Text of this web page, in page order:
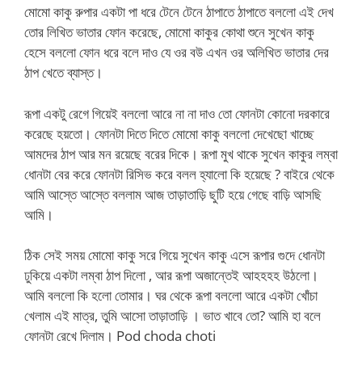
মোমো কাকু রুপার একটা পা ধরে টেনে টেনে ঠাপাতে ঠাপাতে বললো এই দেখ
তোর লিখিত ভাতার ফোন করেছে, মোমো কাকুর কোথা শুনে সুখেন কাকু
হেসে বললো ফোন ধরে বলে দাও যে ওর বউ এখন ওর অলিখিত ভাতার দের
ঠাপ খেতে ব্যাস্ত।
রূপা একটু রেগে গিয়েই বললো আরে না না দাও তো ফোনটা কোনো দরকারে
করেছে হয়তো। ফোনটা দিতে দিতে মোমো কাকু বললো দেখেছো খাচ্ছে
আমদের ঠাপ আর মন রয়েছে বরের দিকে। রূপা মুখ থাকে সুখেন কাকুর লম্বা
ধোনটা বের করে ফোনটা রিসিভ করে বলল হ্যালো কি হয়েছে ? বাইরে থেকে
আমি আস্তে আস্তে বললাম আজ তাড়াতাড়ি ছুটি হয়ে গেছে বাড়ি আসছি
আমি।
ঠিক সেই সময় মোমো কাকু সরে গিয়ে সুখেন কাকু এসে রূপার গুদে ধোনটা
ঢুকিয়ে একটা লম্বা ঠাপ দিলো , আর রূপা অজান্তেই আহহহহ উঠলো।
আমি বললো কি হলো তোমার। ঘর থেকে রূপা বললো আরে একটা খোঁচা
খেলাম এই মাত্র, তুমি আসো তাড়াতাড়ি । ভাত খাবে তো? আমি হা বলে
ফোনটা রেখে দিলাম। Pod choda choti